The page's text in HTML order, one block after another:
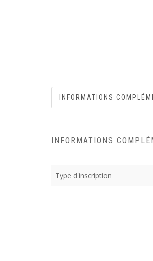
INFORMATIONS
INFORMATIONS
Type d'inscription